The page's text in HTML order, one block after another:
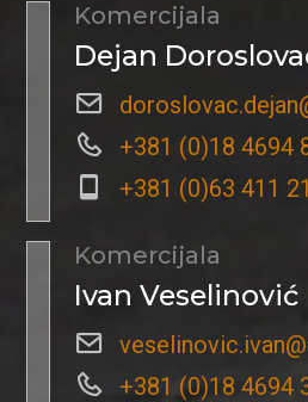
Komercijala
Dejan
+381 (0)18 4694
+381 (0)63 411
Komercijala
Ivan Veselinović
+381 (0)18 4694